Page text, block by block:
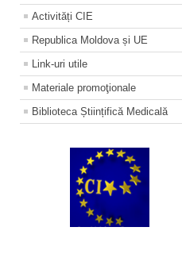
Activități CIE
Republica Moldova și UE
Link-uri utile
Materiale promoţionale
Biblioteca Științifică Medicală